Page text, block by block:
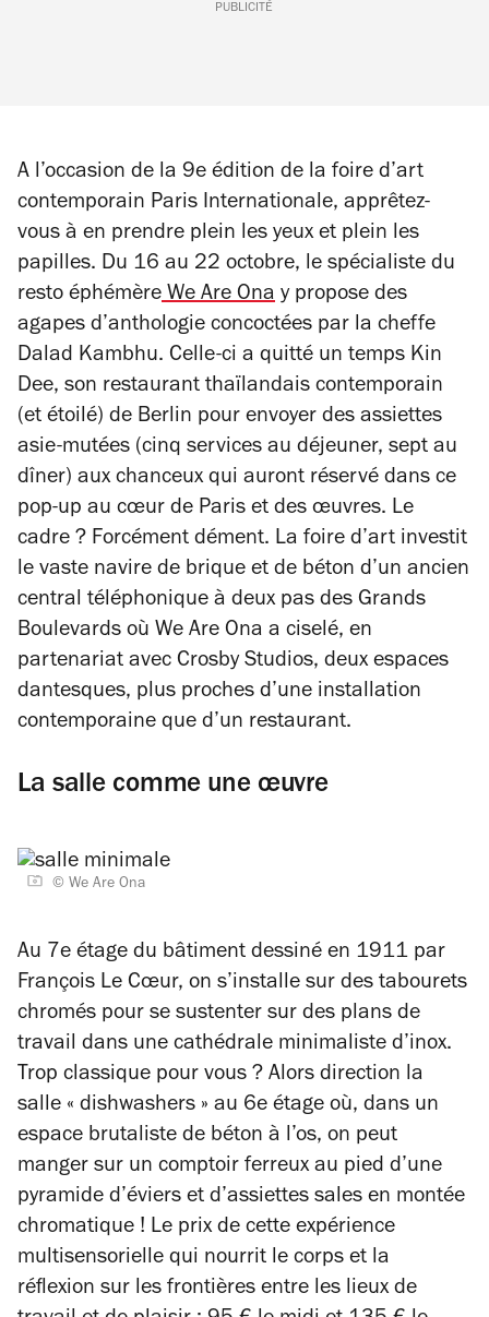
PUBLICITÉ
A l’occasion de la 9e édition de la foire d’art
contemporain Paris Internationale, apprêtez-
vous à en prendre plein les yeux et plein les
papilles. Du 16 au 22 octobre, le spécialiste du
resto éphémère We Are Ona y propose des
agapes d’anthologie concoctées par la cheffe
Dalad Kambhu. Celle-ci a quitté un temps Kin
Dee, son restaurant thaïlandais contemporain
(et étoilé) de Berlin pour envoyer des assiettes
asie-mutées (cinq services au déjeuner, sept au
dîner) aux chanceux qui auront réservé dans ce
pop-up au cœur de Paris et des œuvres. Le
cadre ? Forcément dément. La foire d’art investit
le vaste navire de brique et de béton d’un ancien
central téléphonique à deux pas des Grands
Boulevards où We Are Ona a ciselé, en
partenariat avec Crosby Studios, deux espaces
dantesques, plus proches d’une installation
contemporaine que d’un restaurant.
La salle comme une œuvre
© We Are Ona
Au 7e étage du bâtiment dessiné en 1911 par
François Le Cœur, on s’installe sur des tabourets
chromés pour se sustenter sur des plans de
travail dans une cathédrale minimaliste d’inox.
Trop classique pour vous ? Alors direction la
salle « dishwashers » au 6e étage où, dans un
espace brutaliste de béton à l’os, on peut
manger sur un comptoir ferreux au pied d’une
pyramide d’éviers et d’assiettes sales en montée
chromatique ! Le prix de cette expérience
multisensorielle qui nourrit le corps et la
réflexion sur les frontières entre les lieux de